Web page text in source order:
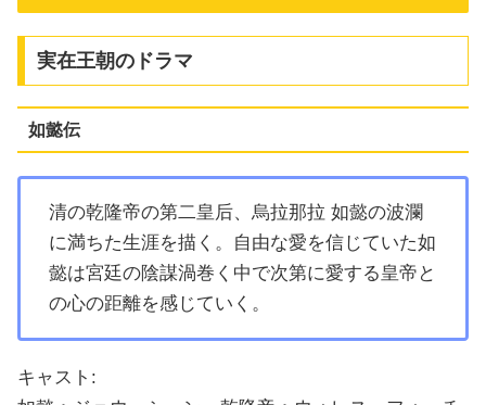
実在王朝のドラマ
如懿伝
清の乾隆帝の第二皇后、烏拉那拉 如懿の波瀾
に満ちた生涯を描く。自由な愛を信じていた如
懿は宮廷の陰謀渦巻く中で次第に愛する皇帝と
の心の距離を感じていく。
キャスト: